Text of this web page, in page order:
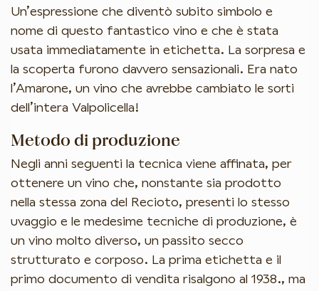
Un’espressione che diventò subito simbolo e
nome di questo fantastico vino e che è stata
usata immediatamente in etichetta. La sorpresa e
la scoperta furono davvero sensazionali. Era nato
l’Amarone, un vino che avrebbe cambiato le sorti
dell’intera Valpolicella!
Metodo di produzione
Negli anni seguenti la tecnica viene affinata, per
ottenere un vino che, nonstante sia prodotto
nella stessa zona del Recioto, presenti lo stesso
uvaggio e le medesime tecniche di produzione, è
un vino molto diverso, un passito secco
strutturato e corposo. La prima etichetta e il
primo documento di vendita risalgono al 1938., ma